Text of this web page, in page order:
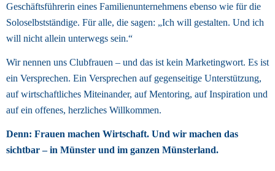
Geschäftsführerin eines Familienunternehmens ebenso wie für die
Soloselbstständige. Für alle, die sagen: „Ich will gestalten. Und ich
will nicht allein unterwegs sein.“
Wir nennen uns Clubfrauen – und das ist kein Marketingwort. Es ist
ein Versprechen. Ein Versprechen auf gegenseitige Unterstützung,
auf wirtschaftliches Miteinander, auf Mentoring, auf Inspiration und
auf ein offenes, herzliches Willkommen.
Denn: Frauen machen Wirtschaft. Und wir machen das
sichtbar – in Münster und im ganzen Münsterland.